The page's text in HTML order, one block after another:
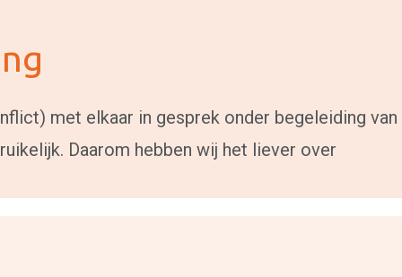
met elkaar in gesprek onder begeleiding van
Daarom hebben wij het liever over